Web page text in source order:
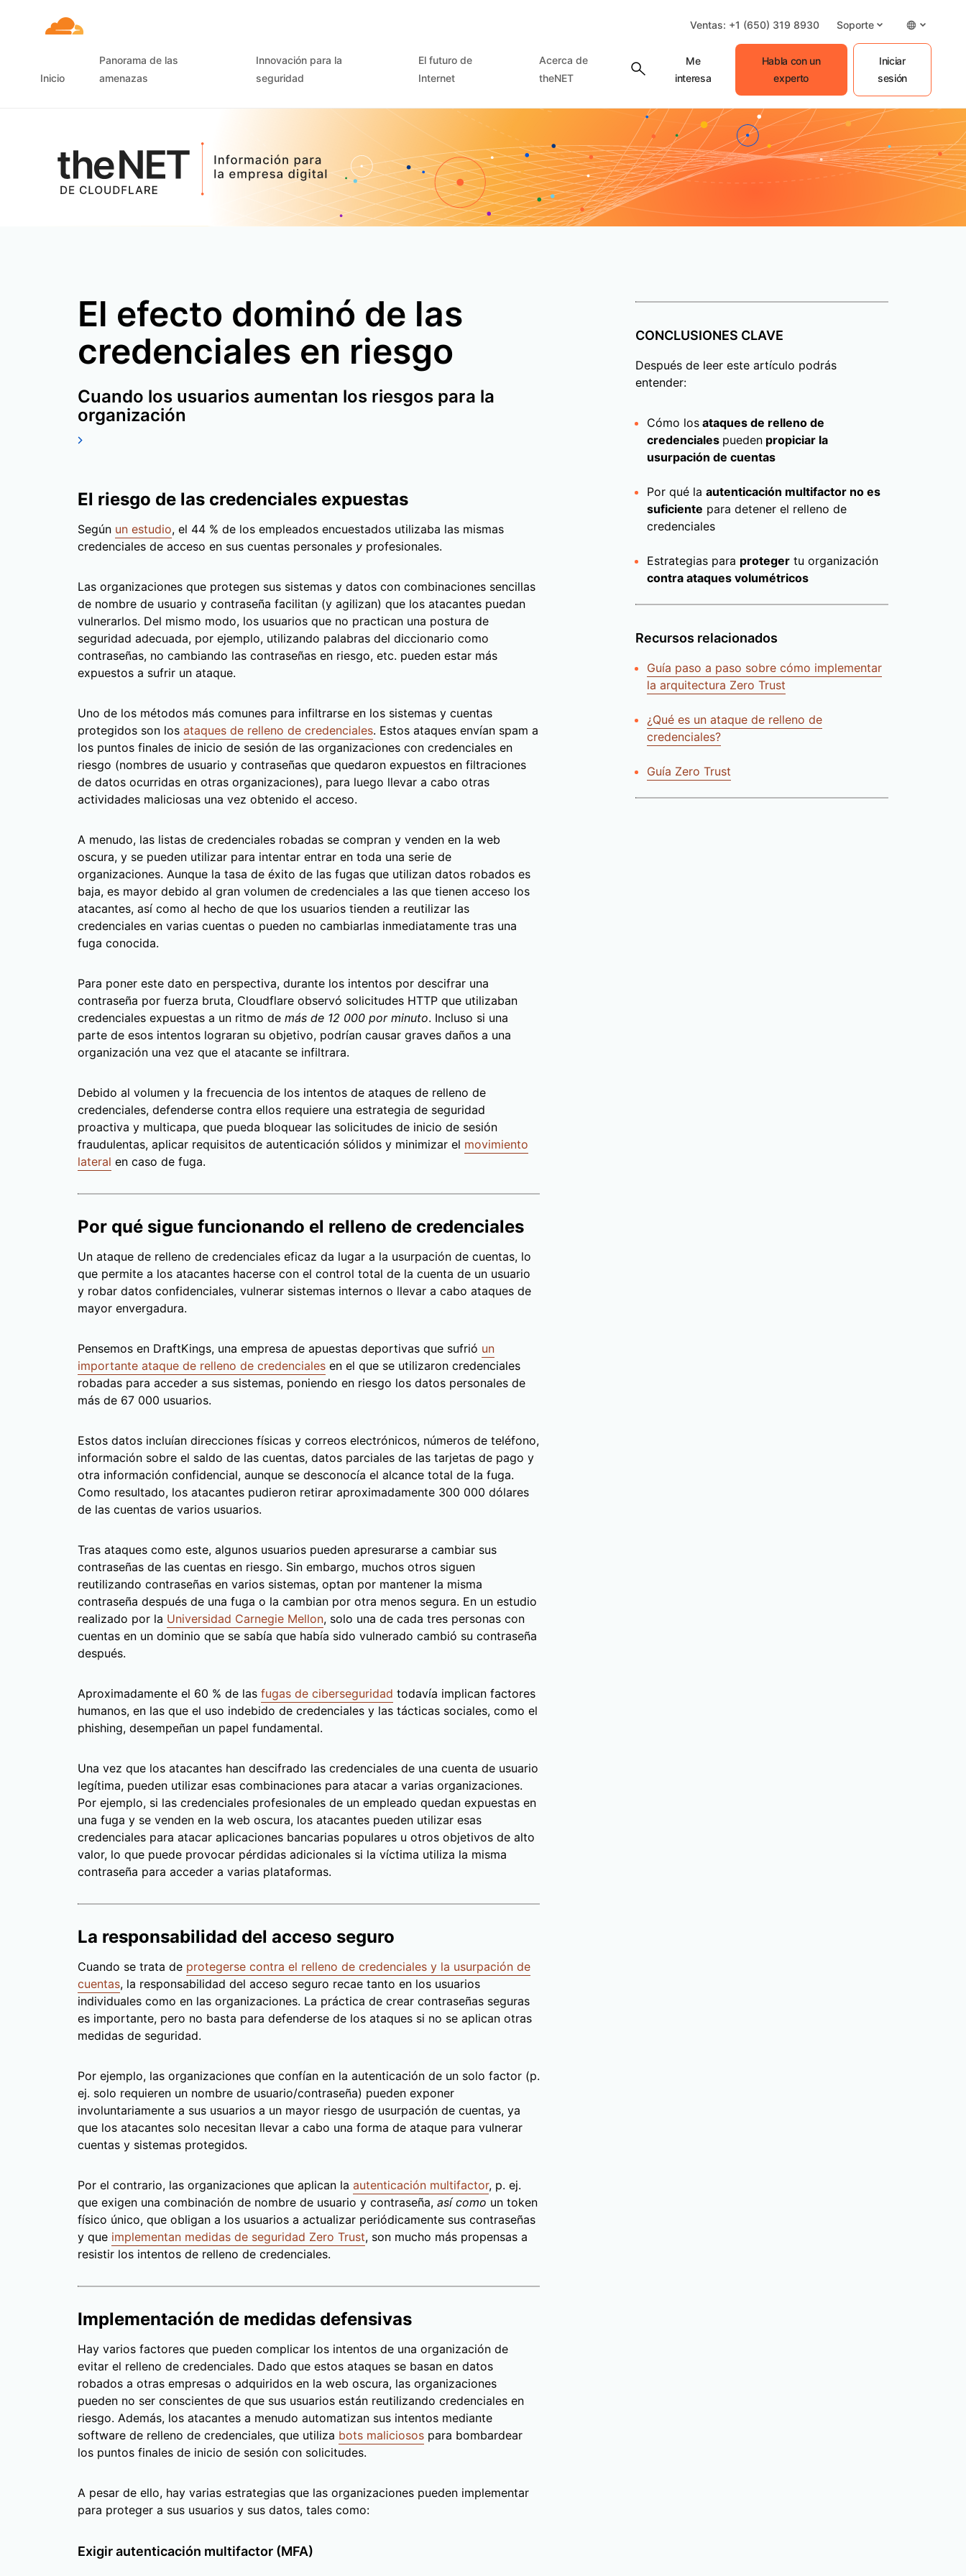
Ventas: +1 (650) 319 8930 Soporte
Inicio
Panorama de las
amenazas
Innovación para la
seguridad
El futuro de
Internet
Acerca de
theNET
Me
interesa
Habla con un
experto
Iniciar
sesión
El efecto dominó de las
credenciales en riesgo
Cuando los usuarios aumentan los riesgos para la
organización
El riesgo de las credenciales expuestas
Según un estudio, el 44 % de los empleados encuestados utilizaba las mismas
credenciales de acceso en sus cuentas personales y profesionales.
Las organizaciones que protegen sus sistemas y datos con combinaciones sencillas
de nombre de usuario y contraseña facilitan (y agilizan) que los atacantes puedan
vulnerarlos. Del mismo modo, los usuarios que no practican una postura de
seguridad adecuada, por ejemplo, utilizando palabras del diccionario como
contraseñas, no cambiando las contraseñas en riesgo, etc. pueden estar más
expuestos a sufrir un ataque.
Uno de los métodos más comunes para infiltrarse en los sistemas y cuentas
protegidos son los ataques de relleno de credenciales. Estos ataques envían spam a
los puntos finales de inicio de sesión de las organizaciones con credenciales en
riesgo (nombres de usuario y contraseñas que quedaron expuestos en filtraciones
de datos ocurridas en otras organizaciones), para luego llevar a cabo otras
actividades maliciosas una vez obtenido el acceso.
A menudo, las listas de credenciales robadas se compran y venden en la web
oscura, y se pueden utilizar para intentar entrar en toda una serie de
organizaciones. Aunque la tasa de éxito de las fugas que utilizan datos robados es
baja, es mayor debido al gran volumen de credenciales a las que tienen acceso los
atacantes, así como al hecho de que los usuarios tienden a reutilizar las
credenciales en varias cuentas o pueden no cambiarlas inmediatamente tras una
fuga conocida.
Para poner este dato en perspectiva, durante los intentos por descifrar una
contraseña por fuerza bruta, Cloudflare observó solicitudes HTTP que utilizaban
credenciales expuestas a un ritmo de más de 12 000 por minuto. Incluso si una
parte de esos intentos lograran su objetivo, podrían causar graves daños a una
organización una vez que el atacante se infiltrara.
Debido al volumen y la frecuencia de los intentos de ataques de relleno de
credenciales, defenderse contra ellos requiere una estrategia de seguridad
proactiva y multicapa, que pueda bloquear las solicitudes de inicio de sesión
fraudulentas, aplicar requisitos de autenticación sólidos y minimizar el movimiento
lateral en caso de fuga.
Por qué sigue funcionando el relleno de credenciales
Un ataque de relleno de credenciales eficaz da lugar a la usurpación de cuentas, lo
que permite a los atacantes hacerse con el control total de la cuenta de un usuario
y robar datos confidenciales, vulnerar sistemas internos o llevar a cabo ataques de
mayor envergadura.
Pensemos en DraftKings, una empresa de apuestas deportivas que sufrió un
importante ataque de relleno de credenciales en el que se utilizaron credenciales
robadas para acceder a sus sistemas, poniendo en riesgo los datos personales de
más de 67 000 usuarios.
Estos datos incluían direcciones físicas y correos electrónicos, números de teléfono,
información sobre el saldo de las cuentas, datos parciales de las tarjetas de pago y
otra información confidencial, aunque se desconocía el alcance total de la fuga.
Como resultado, los atacantes pudieron retirar aproximadamente 300 000 dólares
de las cuentas de varios usuarios.
Tras ataques como este, algunos usuarios pueden apresurarse a cambiar sus
contraseñas de las cuentas en riesgo. Sin embargo, muchos otros siguen
reutilizando contraseñas en varios sistemas, optan por mantener la misma
contraseña después de una fuga o la cambian por otra menos segura. En un estudio
realizado por la Universidad Carnegie Mellon, solo una de cada tres personas con
cuentas en un dominio que se sabía que había sido vulnerado cambió su contraseña
después.
Aproximadamente el 60 % de las fugas de ciberseguridad todavía implican factores
humanos, en las que el uso indebido de credenciales y las tácticas sociales, como el
phishing, desempeñan un papel fundamental.
Una vez que los atacantes han descifrado las credenciales de una cuenta de usuario
legítima, pueden utilizar esas combinaciones para atacar a varias organizaciones.
Por ejemplo, si las credenciales profesionales de un empleado quedan expuestas en
una fuga y se venden en la web oscura, los atacantes pueden utilizar esas
credenciales para atacar aplicaciones bancarias populares u otros objetivos de alto
valor, lo que puede provocar pérdidas adicionales si la víctima utiliza la misma
contraseña para acceder a varias plataformas.
La responsabilidad del acceso seguro
Cuando se trata de protegerse contra el relleno de credenciales y la usurpación de
cuentas, la responsabilidad del acceso seguro recae tanto en los usuarios
individuales como en las organizaciones. La práctica de crear contraseñas seguras
es importante, pero no basta para defenderse de los ataques si no se aplican otras
medidas de seguridad.
Por ejemplo, las organizaciones que confían en la autenticación de un solo factor (p.
ej. solo requieren un nombre de usuario/contraseña) pueden exponer
involuntariamente a sus usuarios a un mayor riesgo de usurpación de cuentas, ya
que los atacantes solo necesitan llevar a cabo una forma de ataque para vulnerar
cuentas y sistemas protegidos.
Por el contrario, las organizaciones que aplican la autenticación multifactor, p. ej.
que exigen una combinación de nombre de usuario y contraseña, así como un token
físico único, que obligan a los usuarios a actualizar periódicamente sus contraseñas
y que implementan medidas de seguridad Zero Trust, son mucho más propensas a
resistir los intentos de relleno de credenciales.
Implementación de medidas defensivas
Hay varios factores que pueden complicar los intentos de una organización de
evitar el relleno de credenciales. Dado que estos ataques se basan en datos
robados a otras empresas o adquiridos en la web oscura, las organizaciones
pueden no ser conscientes de que sus usuarios están reutilizando credenciales en
riesgo. Además, los atacantes a menudo automatizan sus intentos mediante
software de relleno de credenciales, que utiliza bots maliciosos para bombardear
los puntos finales de inicio de sesión con solicitudes.
A pesar de ello, hay varias estrategias que las organizaciones pueden implementar
para proteger a sus usuarios y sus datos, tales como:
Exigir autenticación multifactor (MFA)
CONCLUSIONES CLAVE
Después de leer este artículo podrás
entender:
Cómo losataques de relleno de
credenciales puedenpropiciar la
usurpación de cuentas
Por qué la autenticación multifactor no es
suficiente para detener el relleno de
credenciales
Estrategias para protegertu organización
contra ataques volumétricos
Recursos relacionados
Guía paso a paso sobre cómo implementar
la arquitectura Zero Trust
¿Qué es un ataque de relleno de
credenciales?
Guía Zero Trust